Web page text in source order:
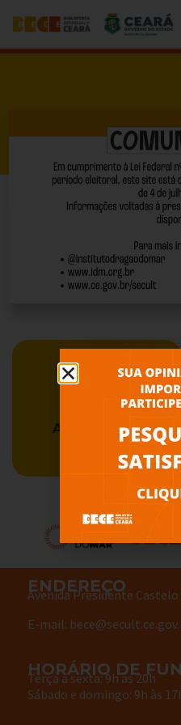
Acervo BECE
ENDEREÇO
Avenida Presidente
E-mail:
HORÁRIO DE
Terça à sexta: 9h às 20h
Sábado e domingo: 9h às